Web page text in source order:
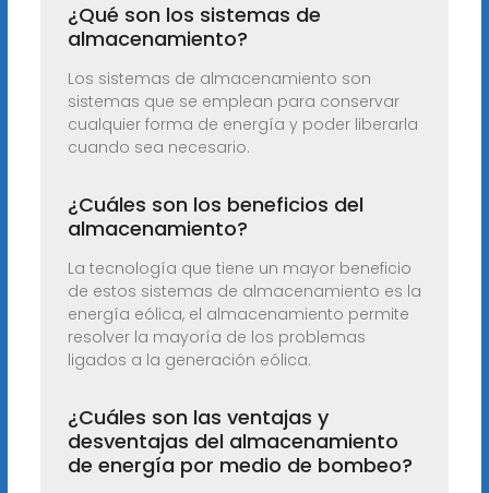
¿Qué son los sistemas de
almacenamiento?
Los sistemas de almacenamiento son
sistemas que se emplean para conservar
cualquier forma de energía y poder liberarla
cuando sea necesario.
¿Cuáles son los beneficios del
almacenamiento?
La tecnología que tiene un mayor beneficio
de estos sistemas de almacenamiento es la
energía eólica, el almacenamiento permite
resolver la mayoría de los problemas
ligados a la generación eólica.
¿Cuáles son las ventajas y
desventajas del almacenamiento
de energía por medio de bombeo?